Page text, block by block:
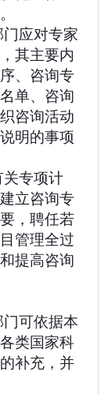
应对专家
其主要内
、咨询专
单、咨询
咨询活动
明的事项
专项计
立咨询专
，聘任若
管理全过
提高咨询
可依据本
类国家科
补充，并